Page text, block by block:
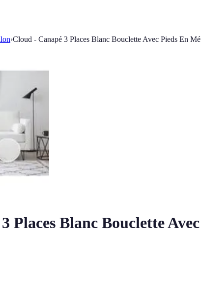
›Cloud - Canapé 3 Places Blanc Bouclette Avec Pieds En
Places Blanc Bouclette